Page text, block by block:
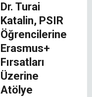
Dr. Turai
Katalin, PSIR
Öğrencilerine
Erasmus+
Fırsatları
Üzerine
Atölye